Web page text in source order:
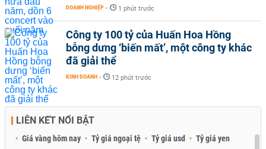
DOANH NGHIỆP - 1 phút trước
Công ty 100 tỷ của Huấn Hoa Hồng
bỗng dưng ‘biến mất’, một công ty khác
đã giải thể
KINH DOANH - 12 phút trước
LIÊN KẾT NỔI BẬT
Giá vàng hôm nay Tỷ giá ngoại tệ Tỷ giá usd
Tỷ giá yen